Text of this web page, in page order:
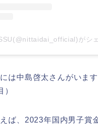
は中島啓太さんがいま
ば、2023年国内男子賞